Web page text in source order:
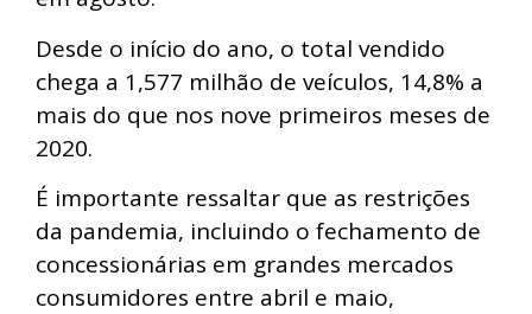
Desde o início do ano, o total vendido
chega a 1,577 milhão de veículos, 14,8% a
mais do que nos nove primeiros meses de
2020.
É importante ressaltar que as restrições
da pandemia, incluindo o fechamento de
concessionárias em grandes mercados
consumidores entre abril e maio,